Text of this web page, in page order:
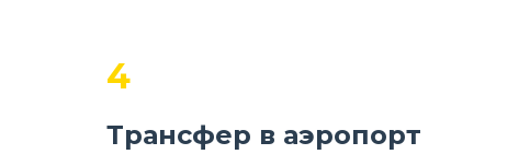
4
Трансфер в аэропорт